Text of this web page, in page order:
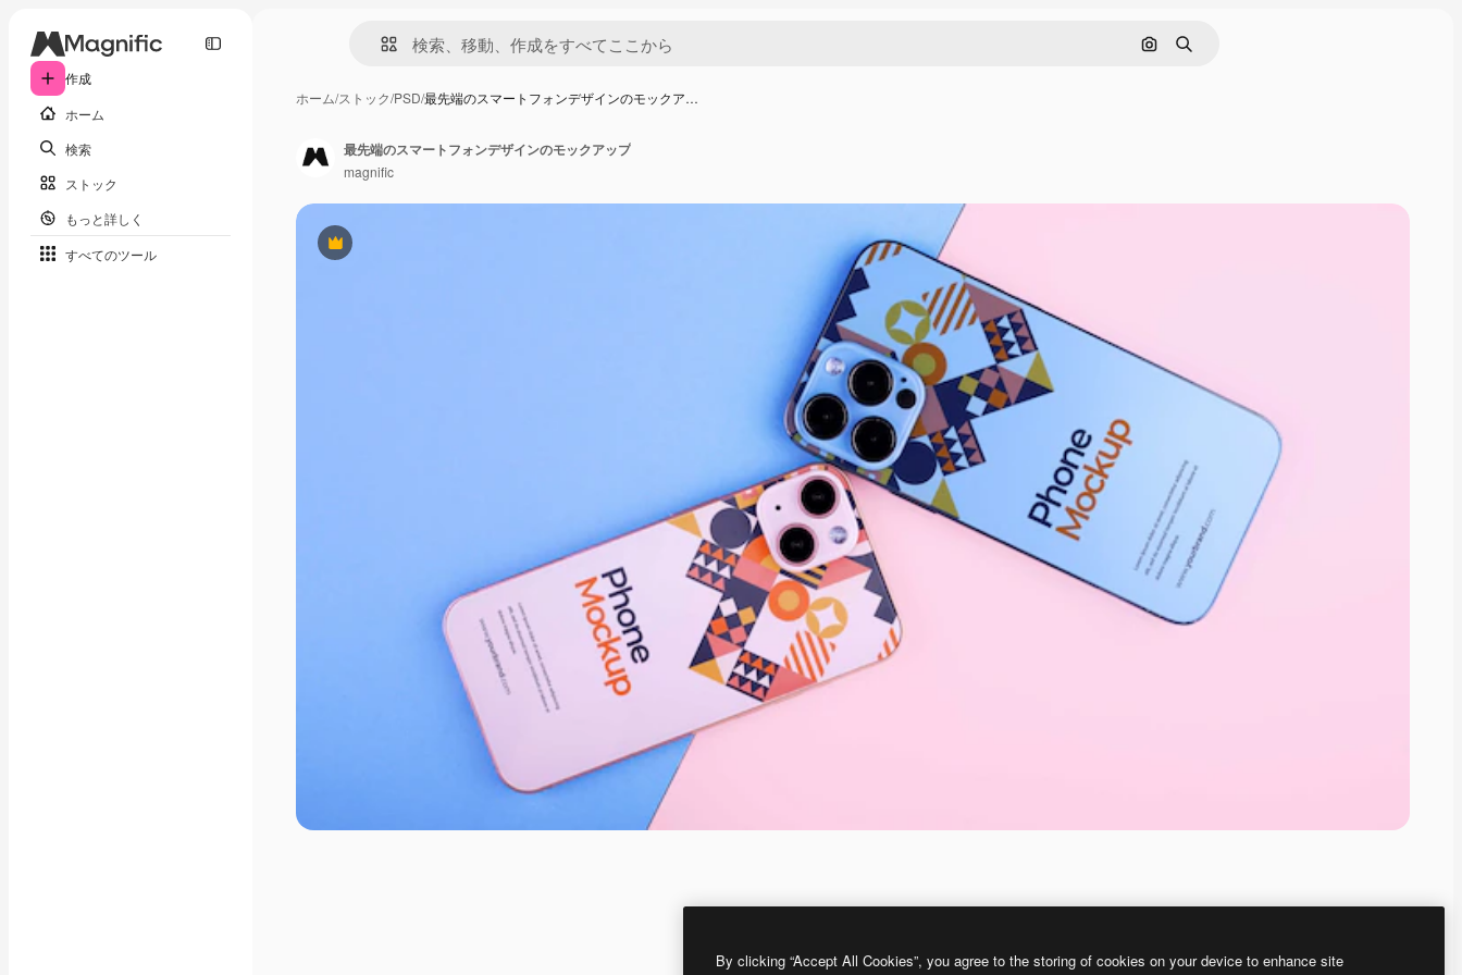
作成
ホーム
検索
ストック
もっと詳しく
すべてのツール
画像で検索
検索
ホーム/ストック/PSD/最先端のスマートフォンデザインのモックア…
Premium
最先端のスマートフォンデザインのモックアップ
magnific
By clicking “Accept All Cookies”, you agree to the storing of cookies on your device to enhance site